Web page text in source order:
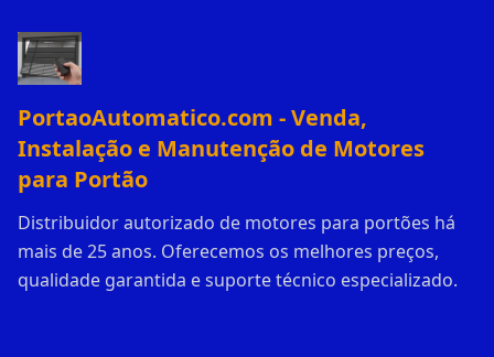
PortaoAutomatico.com - Venda,
Instalação e Manutenção de Motores
para Portão
Distribuidor autorizado de motores para portões há
mais de 25 anos. Oferecemos os melhores preços,
qualidade garantida e suporte técnico especializado.